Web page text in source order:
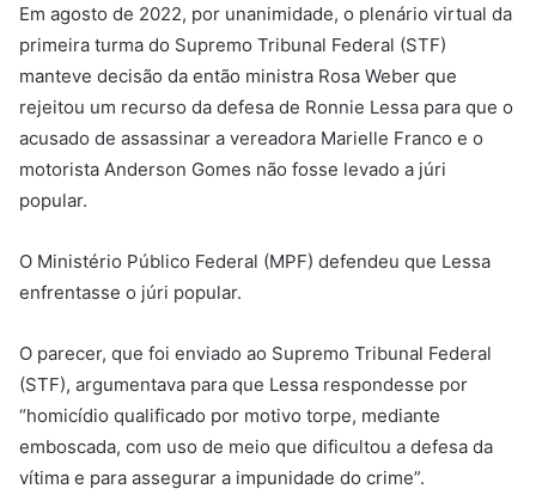
Em agosto de 2022, por unanimidade, o plenário virtual da
primeira turma do Supremo Tribunal Federal (STF)
manteve decisão da então ministra Rosa Weber que
rejeitou um recurso da defesa de Ronnie Lessa para que o
acusado de assassinar a vereadora Marielle Franco e o
motorista Anderson Gomes não fosse levado a júri
popular.
O Ministério Público Federal (MPF) defendeu que Lessa
enfrentasse o júri popular.
O parecer, que foi enviado ao Supremo Tribunal Federal
(STF), argumentava para que Lessa respondesse por
“homicídio qualificado por motivo torpe, mediante
emboscada, com uso de meio que dificultou a defesa da
vítima e para assegurar a impunidade do crime”.